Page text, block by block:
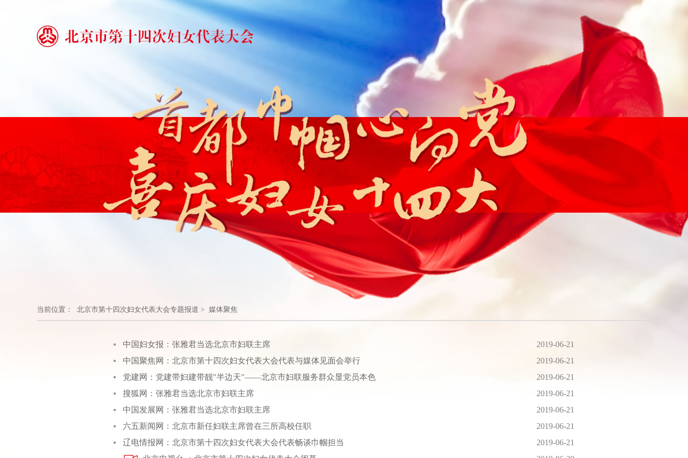
当前位置： 北京市第十四次妇女代表大会专题报道 > 媒体聚焦
中国妇女报：张雅君当选北京市妇联主席
2019-06-21
中国聚焦网：北京市第十四次妇女代表大会代表与媒体见面会举行
2019-06-21
党建网：党建带妇建带靓"半边天"——北京市妇联服务群众显党员本色
2019-06-21
搜狐网：张雅君当选北京市妇联主席
2019-06-21
中国发展网：张雅君当选北京市妇联主席
2019-06-21
六五新闻网：北京市新任妇联主席曾在三所高校任职
2019-06-21
辽电情报网：北京市第十四次妇女代表大会代表畅谈巾帼担当
2019-06-21